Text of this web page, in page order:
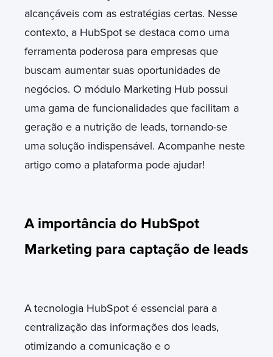
alcançáveis com as estratégias certas. Nesse
contexto, a HubSpot se destaca como uma
ferramenta poderosa para empresas que
buscam aumentar suas oportunidades de
negócios. O módulo Marketing Hub possui
uma gama de funcionalidades que facilitam a
geração e a nutrição de leads, tornando-se
uma solução indispensável. Acompanhe neste
artigo como a plataforma pode ajudar!
A importância do HubSpot
Marketing para captação de leads
Atecnologia HubSpot é essencial para a
centralização das informações dos leads,
otimizando a comunicação e o